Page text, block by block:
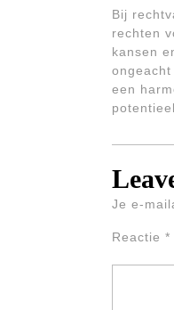
Bij
rechten
kansen
een
Je e-
Reactie *